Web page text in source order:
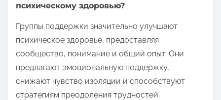
психическому здоровью?
Группы поддержки значительно улучшают
психическое здоровье, предоставляя
сообщество, понимание и общий опыт. Они
предлагают эмоциональную поддержку,
снижают чувство изоляции и способствуют
стратегиям преодоления трудностей.